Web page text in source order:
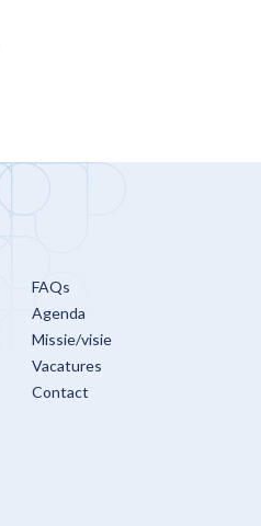
FAQs
Agenda
Missie/visie
Vacatures
Contact